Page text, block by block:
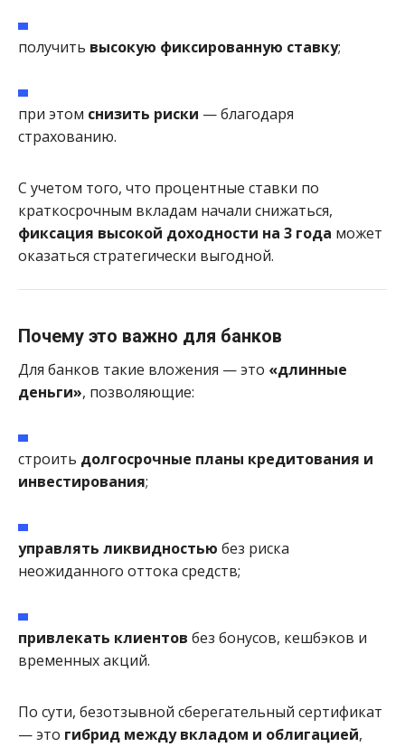
получить высокую фиксированную ставку;
при этом снизить риски — благодаря
страхованию.
С учетом того, что процентные ставки по
краткосрочным вкладам начали снижаться,
фиксация высокой доходности на 3 года может
оказаться стратегически выгодной.
Почему это важно для банков
Для банков такие вложения — это «длинные
деньги», позволяющие:
строить долгосрочные планы кредитования и
инвестирования;
управлять ликвидностью без риска
неожиданного оттока средств;
привлекать клиентов без бонусов, кешбэков и
временных акций.
По сути, безотзывной сберегательный сертификат
— это гибрид между вкладом и облигацией,